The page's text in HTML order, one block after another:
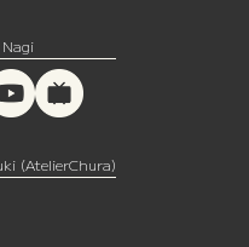
(AtelierChura)